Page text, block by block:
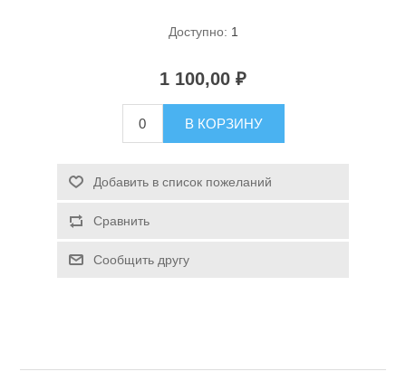
Спасательные средства
Доступно: 1
1 100,00 ₽
В КОРЗИНУ
Добавить в список пожеланий
Сравнить
Сообщить другу